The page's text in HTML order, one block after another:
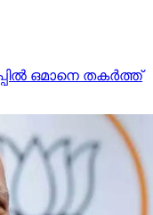
ഒമാനെ തകര്‍ത്ത്